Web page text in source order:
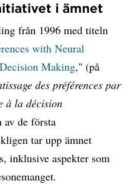
i ämnet
från 1996 med titeln
with Neural
Making," (på
des préférences par
à la décision
av de första
tar upp ämnet
inklusive aspekter som